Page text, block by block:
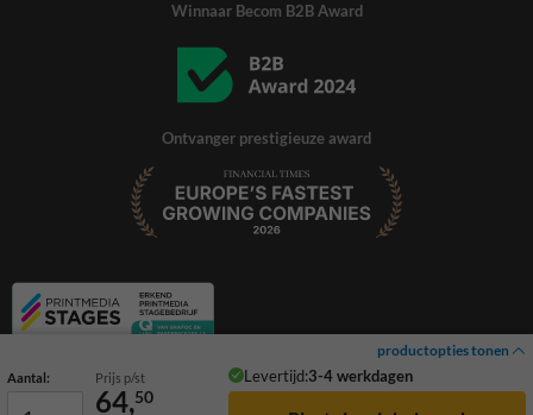
productopties tonen
Aantal: Prijs p/st Levertijd:3-4 werkdagen
64,50
Winnaar Becom B2B Award
Ontvanger prestigieuze award